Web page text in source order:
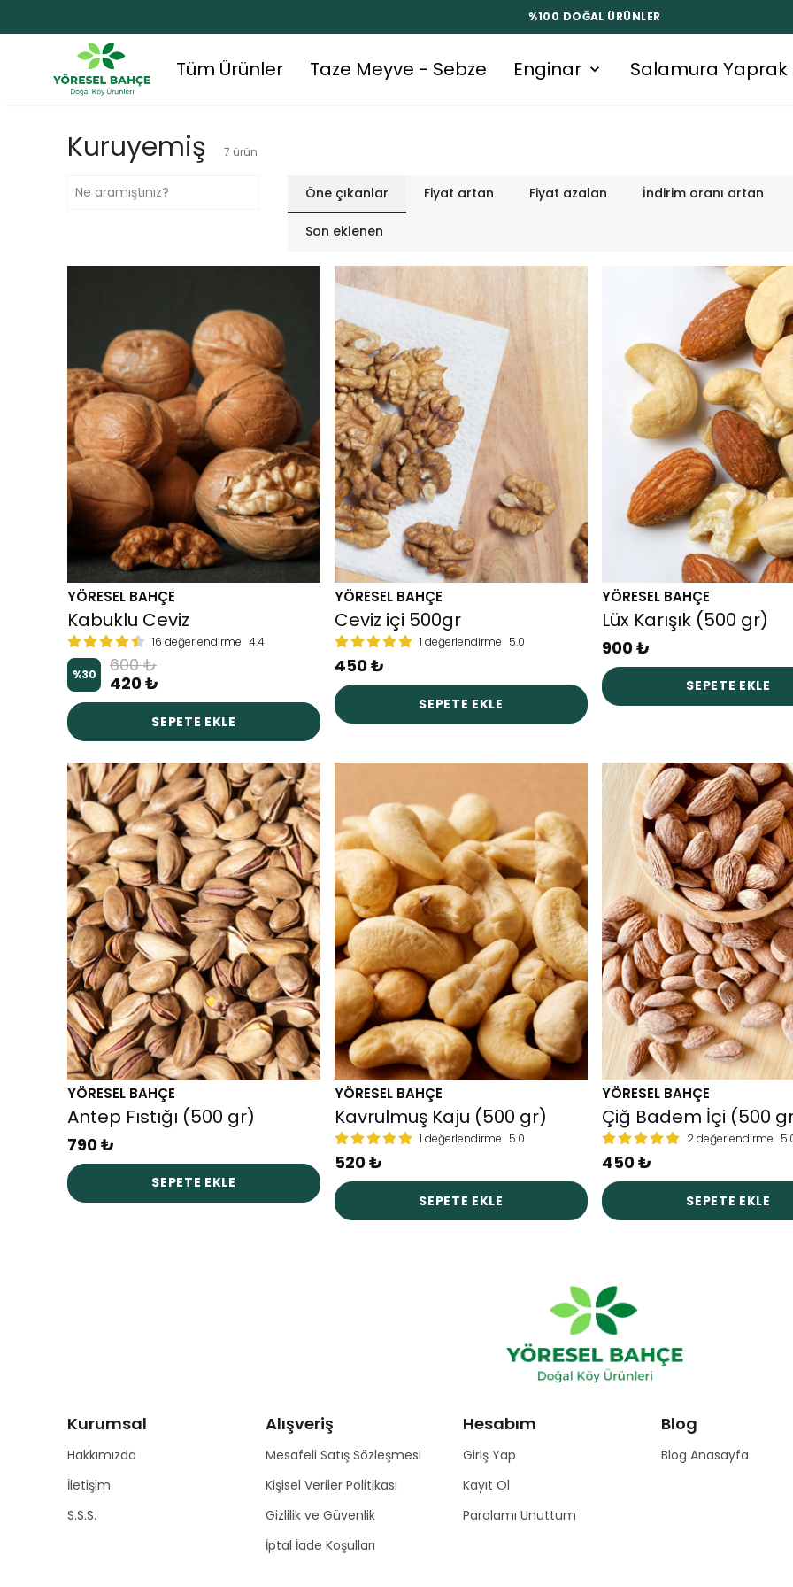
%100 DOĞAL ÜRÜNLER
Tüm Ürünler Taze Meyve - Sebze Enginar Salamura Yaprak
Kuruyemiş 7 ürün
Öne çıkanlar Fiyat artan Fiyat azalan İndirim oranı artan
Son eklenen
YÖRESEL BAHÇE
Kabuklu Ceviz
16 değerlendirme 4.4
%30
600 ₺
420 ₺
SEPETE EKLE
YÖRESEL BAHÇE
Ceviz içi 500gr
1 değerlendirme 5.0
450 ₺
SEPETE EKLE
YÖRESEL BAHÇE
Lüx Karışık (500 gr)
900 ₺
SEPETE EKLE
YÖRESEL BAHÇE
Antep Fıstığı (500 gr)
790 ₺
SEPETE EKLE
YÖRESEL BAHÇE
Kavrulmuş Kaju (500 gr)
1 değerlendirme 5.0
520 ₺
SEPETE EKLE
YÖRESEL BAHÇE
Çiğ Badem İçi (500
2 değerlendirme
450 ₺
SEPETE EKLE
Kurumsal
Hakkımızda
İletişim
S.S.S.
Alışveriş
Mesafeli Satış Sözleşmesi
Kişisel Veriler Politikası
Gizlilik ve Güvenlik
İptal İade Koşulları
Hesabım
Giriş Yap
Kayıt Ol
Parolamı Unuttum
Blog
Blog Anasayfa